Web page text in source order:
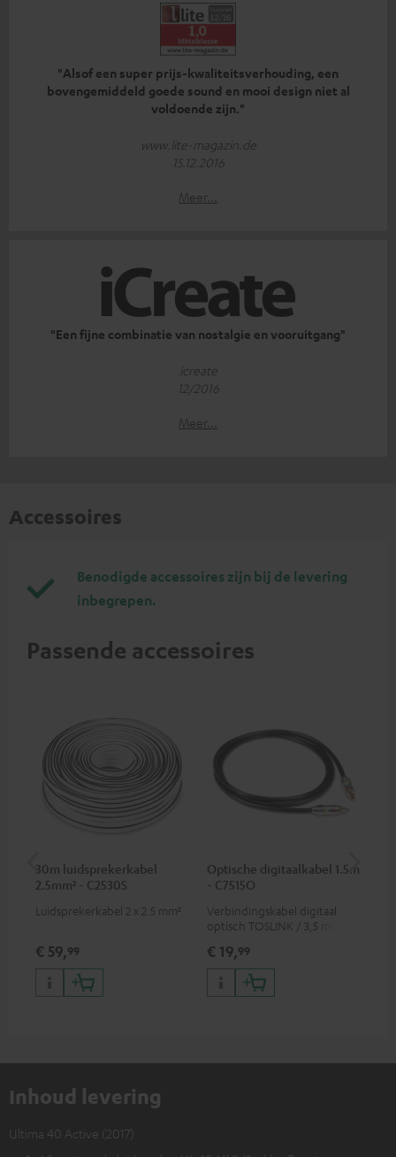
"Alsof een super prijs-kwaliteitsverhouding, een
bovengemiddeld goede sound en mooi design niet al
voldoende zijn."
www.lite-magazin.de
15.12.2016
Meer...
"Een fijne combinatie van nostalgie en vooruitgang"
icreate
12/2016
Meer...
Accessoires
Benodigde accessoires zijn bij de levering
inbegrepen.
Passende accessoires
30m luidsprekerkabel
2.5mm² - C2530S
Luidsprekerkabel 2 x 2.5 mm²
€ 59,99
Optische digitaalkabel 1.5m
- C7515O
Verbindingskabel digitaal
optisch TOSLINK / 3,5 mm
€ 19,99
Inhoud levering
Ultima 40 Active (2017)